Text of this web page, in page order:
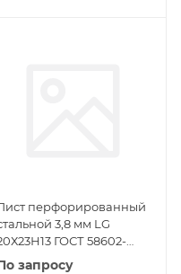
перфорированный
3,8 мм LG
ГОСТ 58602-
запросу